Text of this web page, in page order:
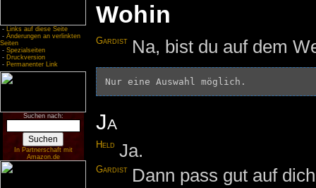
- Links auf diese Seite
- Änderungen an verlinkten
Seiten
- Spezialseiten
- Druckversion
- Permanenter Link
Suchen nach:
In Partnerschaft mit
Amazon.de
Wohin
Gardist Na, bist du auf dem
Ja
Held Ja.
Gardist Dann pass gut auf